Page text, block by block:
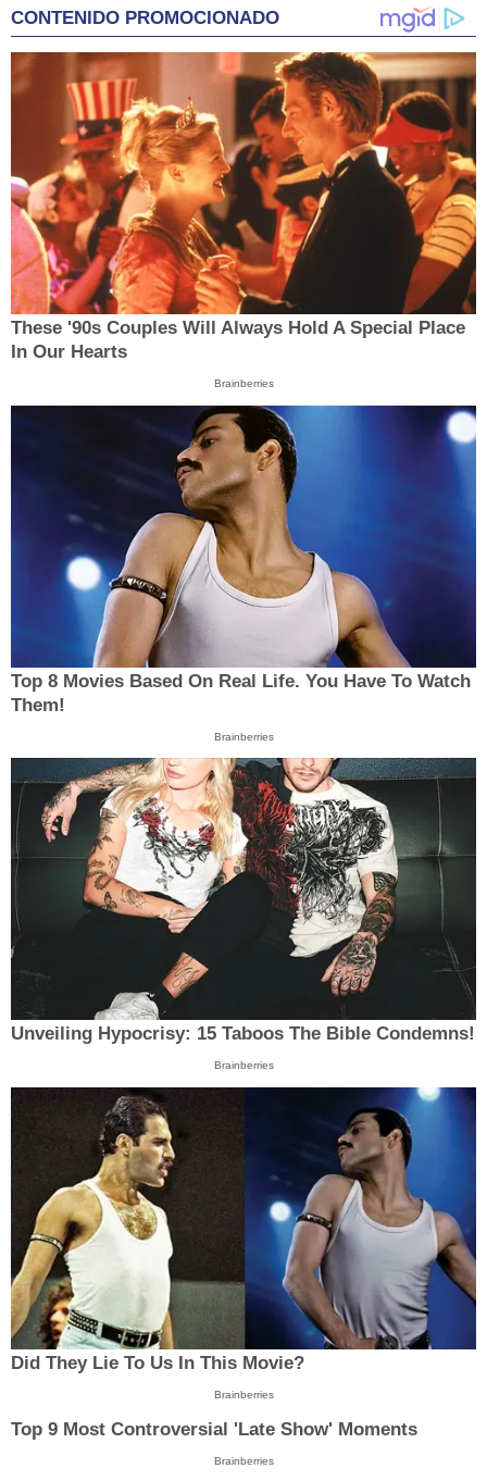
CONTENIDO PROMOCIONADO
These '90s Couples Will Always Hold A Special Place
In Our Hearts
Brainberries
Top 8 Movies Based On Real Life. You Have To Watch
Them!
Brainberries
Unveiling Hypocrisy: 15 Taboos The Bible Condemns!
Brainberries
Did They Lie To Us In This Movie?
Brainberries
Top 9 Most Controversial 'Late Show' Moments
Brainberries